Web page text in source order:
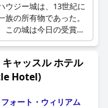
ウジー城は、13世紀に
の所有物であった。
この城は今日の受賞歴
サービスと、まるでタ
気をお届けしていま
ャッスル ホテル
Hotel)
フォート・ウィリアム